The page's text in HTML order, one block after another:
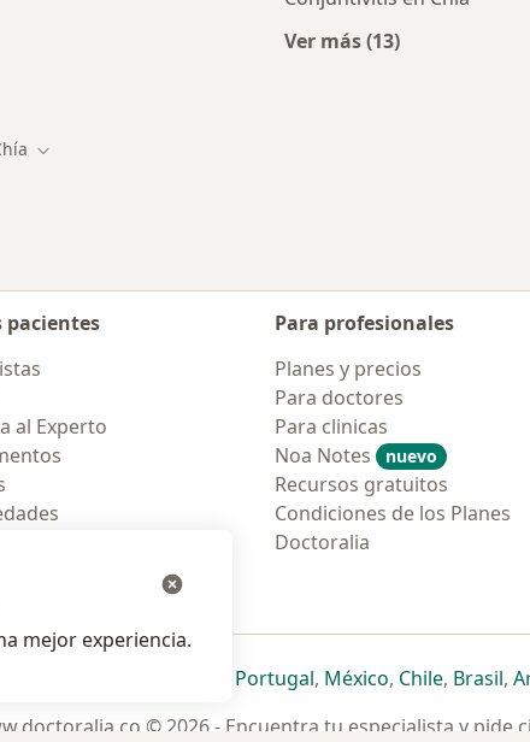
Ver más (13)
de ciudad
Cambiar de ciudad
pacientes
al Experto
Para profesionales
Planes y precios
Para doctores
Para clinicas
Noa Notes
nuevo
Recursos gratuitos
Condiciones de los Planes
Doctoralia
abre en una nueva pestaña
se abre en una nueva pestaña
se abre en una nueva pestaña
se abre en una nueva pestaña
Portugalse abre en una nueva
, Méxicose abre en una
, Chilese abre
, Brasilse
,
© 2026 - Encuentra tu especialista y pide
mejor experiencia.